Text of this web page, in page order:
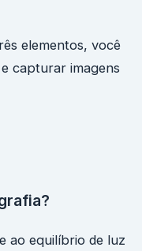
elementos, você
capturar imagens
ao equilíbrio de luz